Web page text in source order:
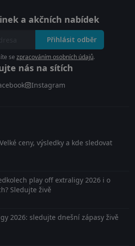
a akčních nabídek
Přihlásit odběr
se zpracováním osobních údajů.
nás na sítích
Instagram
ceny, výsledky a kde sledovat
play off extraligy 2026 i o
Sledujte živě
2026: sledujte dnešní zápasy živě